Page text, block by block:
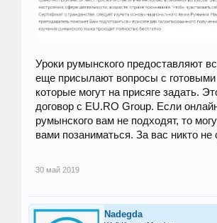
Уроки румынского предоставляют
еще присылают вопросы с готовыми
которые могут на присяге задать.
договор c EU.RO Group. Если
румынского вам не подходят, то
вами позаниматься. За вас никто не
30 май 2019
Nadegda